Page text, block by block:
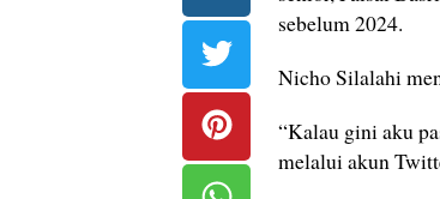
sebelum 2024.
Nicho Silalahi
“Kalau gini aku
melalui akun